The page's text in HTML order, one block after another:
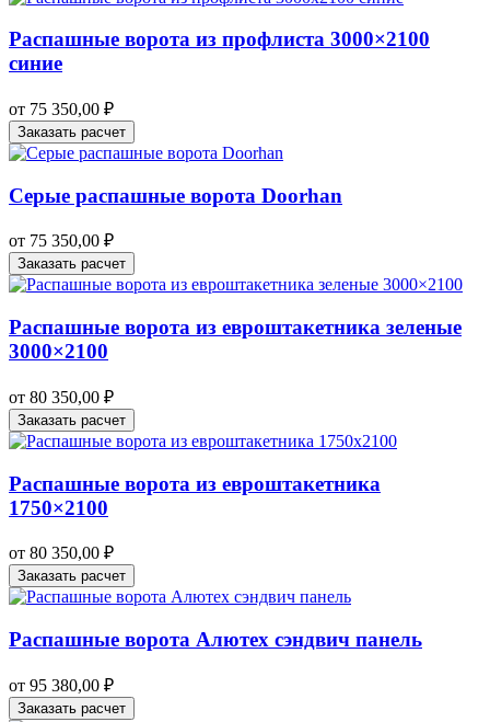
Распашные ворота из профлиста 3000×2100
синие
от 75 350,00 ₽
Заказать расчет
Серые распашные ворота Doorhan
от 75 350,00 ₽
Заказать расчет
Распашные ворота из евроштакетника зеленые
3000×2100
от 80 350,00 ₽
Заказать расчет
Распашные ворота из евроштакетника
1750×2100
от 80 350,00 ₽
Заказать расчет
Распашные ворота Алютех сэндвич панель
от 95 380,00 ₽
Заказать расчет